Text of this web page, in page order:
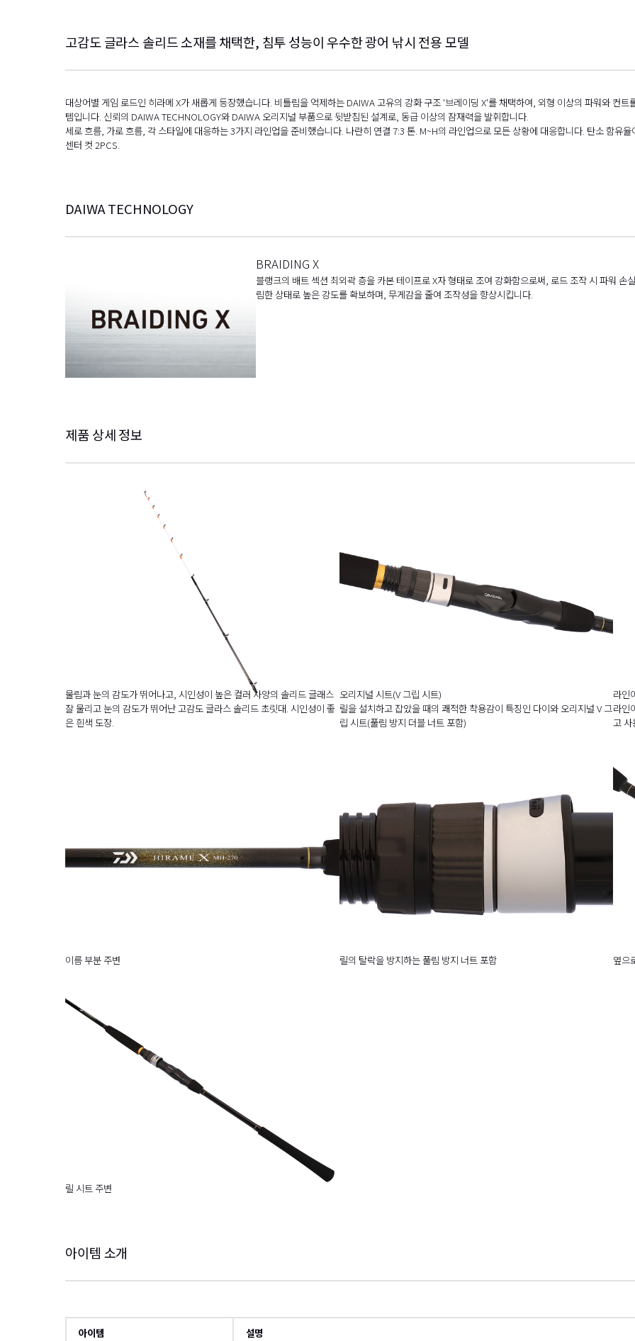
고감도 글라스 솔리드 소재를 채택한, 침투 성능이 우수한 광어 낚시 전용 모델
대상어별 게임 로드인 히라메 X가 새롭게 등장했습니다. 비틀림을 억제하는 DAIWA 고유의 강화 구조 '브레이딩 X'를 채택하여, 외형 이상의 파워와 컨
템입니다. 신뢰의 DAIWA TECHNOLOGY와 DAIWA 오리지널 부품으로 뒷받침된 설계로, 동급 이상의 잠재력을 발휘합니다.
세로 흐름, 가로 흐름, 각 스타일에 대응하는 3가지 라인업을 준비했습니다. 나란히 연결 7:3 톤. M~H의 라인업으로 모든 상황에 대응합니다. 탄소 함유
센터 컷 2PCS.
DAIWA TECHNOLOGY
BRAIDING X
블랭크의 배트 섹션 최외곽 층을 카본 테이프로 X자 형태로 조여 강화함으로써, 로드 조작 시 파워
림한 상태로 높은 강도를 확보하며, 무게감을 줄여 조작성을 향상시킵니다.
제품 상세 정보
물림과 눈의 감도가 뛰어나고, 시인성이 높은 컬러 사양의 솔리드 글래스
잘 물리고 눈의 감도가 뛰어난 고감도 글라스 솔리드 초릿대. 시인성이 좋
은 흰색 도장.
오리지널 시트(V 그립 시트)
릴을 설치하고 잡았을 때의 쾌적한 착용감이 특징인 다이와 오리지널 V 그
립 시트(풀림 방지 더블 너트 포함)
라인
라인
고 사
이름 부분 주변 릴의 탈락을 방지하는 풀림 방지 너트 포함 옆으
릴 시트 주변
아이템 소개
아이템 설명